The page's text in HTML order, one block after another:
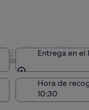
Car Ge
Entrega en
Entrega en
Hora de